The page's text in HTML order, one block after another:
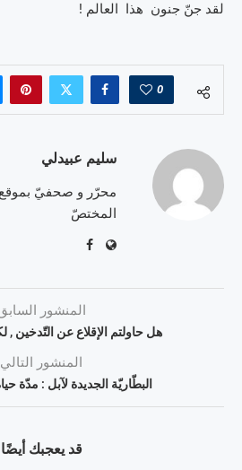
لقد جنّ جنون هذا العالم !
0
سليم عبيدلي
محرّر و صحفيّ بموقع
المختصّ
المنشور
هل حاولتم الإقلاع عن التّدخين
المنشور التالي
البطّاريّة الجديدة لآبل : مدّة
قد يعجبك أيضًا